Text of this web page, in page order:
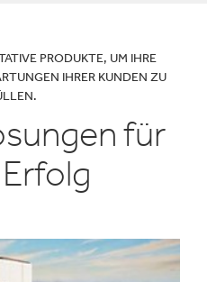
PRODUKTE, UM IHRE
IHRER KUNDEN ZU
für